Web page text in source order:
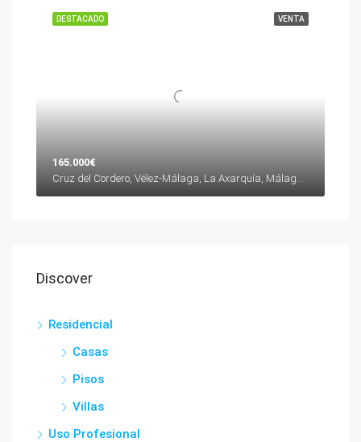
VENTA
DESTACADO
165.000€
Discover
Residencial
Casas
Pisos
Villas
Uso Profesional